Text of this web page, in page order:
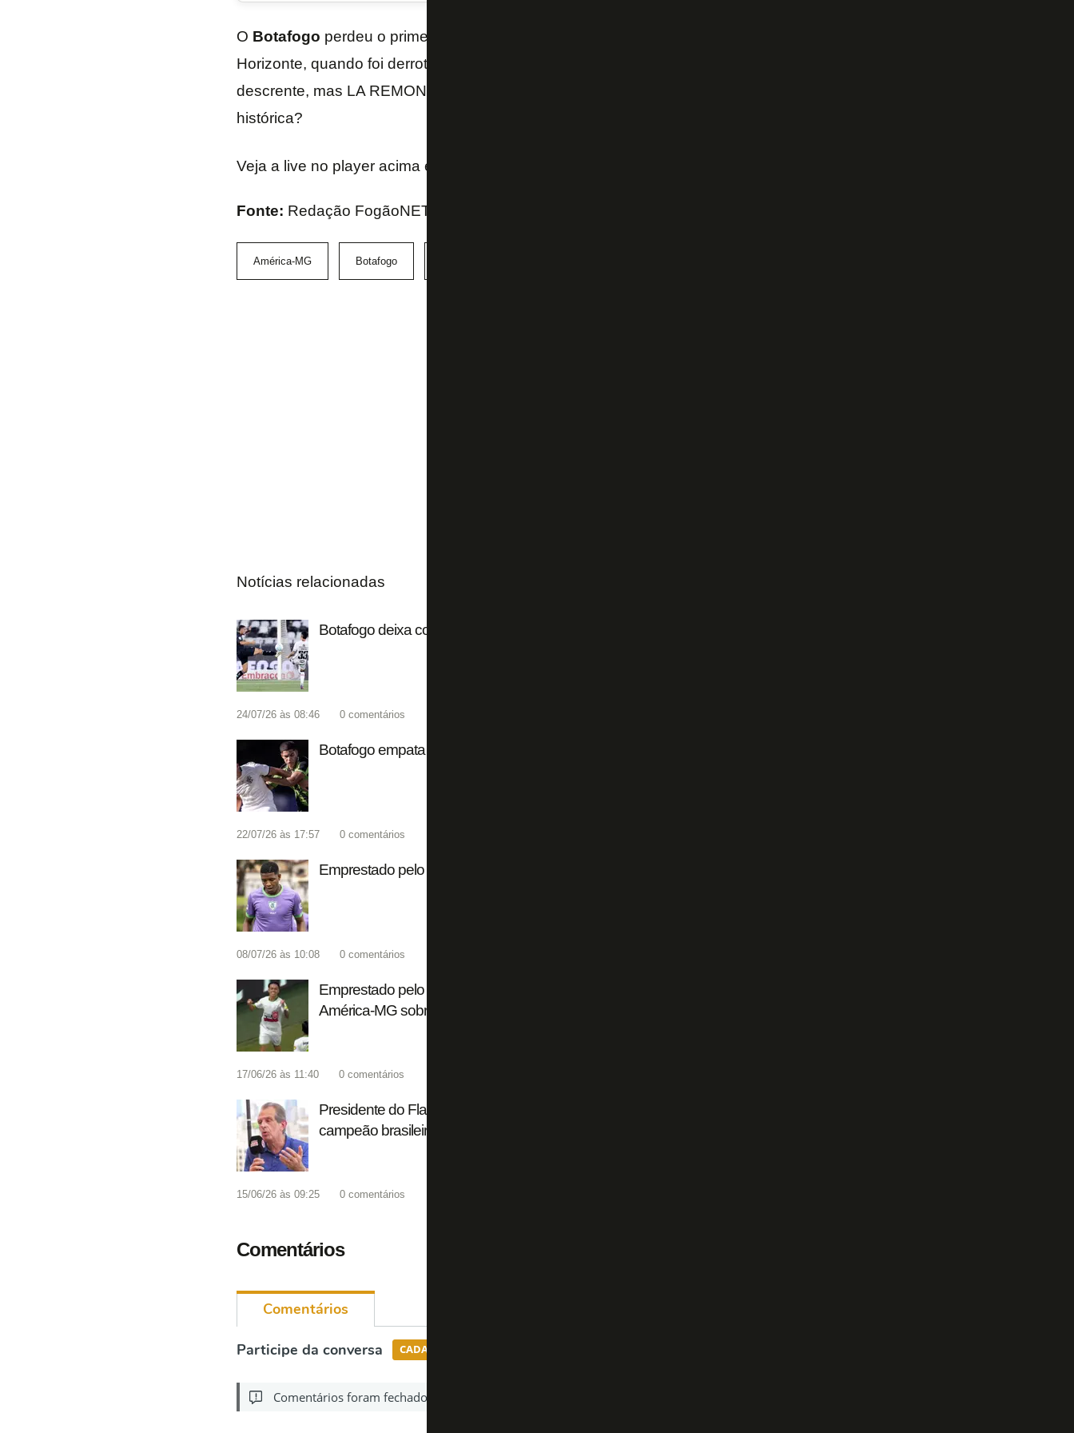
O Botafogo perdeu o primeiro jogo das oitavas de final da
Horizonte, quando foi derrotado pelo
descrente, mas LA REMONTADA já é uma realidade. E você acredita nessa virada
histórica?
Veja a live no player acima e
Fonte: Redação FogãoNET
América-MG Botafogo
Notícias relacionadas
Botafogo deixa contra o Vitória algo de muito animador no ar
24/07/26 às 08:46 0 comentários
Botafogo empata com América-MG e segue no meio da tabela no Brasileiro Sub-17
22/07/26 às 17:57 0 comentários
Emprestado pelo Botafogo, Yarlen deixa o América-MG e vai para o Athletic
08/07/26 às 10:08 0 comentários
Emprestado pelo Botafogo, Segovinha faz gol e dá assistência em vitória do
América-MG sobre o Fortaleza
17/06/26 às 11:40 0 comentários
Presidente do Flamengo nega espanholização no Brasil e diz: 'Botafogo foi
campeão brasileiro e da Champions da América do Sul'
15/06/26 às 09:25 0 comentários
Comentários